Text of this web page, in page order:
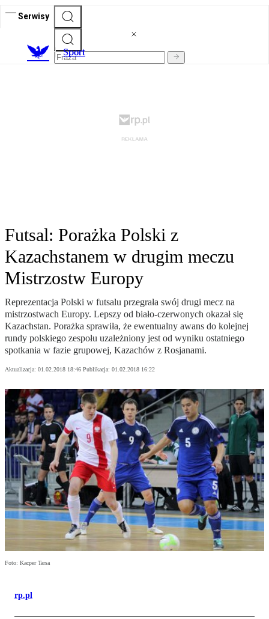
Serwisy
Sport
Futsal: Porażka Polski z
Kazachstanem w drugim meczu
Mistrzostw Europy
Reprezentacja Polski w futsalu przegrała swój drugi mecz na
mistrzostwach Europy. Lepszy od biało-czerwonych okazał się
Kazachstan. Porażka sprawiła, że ewentualny awans do kolejnej
rundy polskiego zespołu uzależniony jest od wyniku ostatniego
spotkania w fazie grupowej, Kazachów z Rosjanami.
Aktualizacja: 01.02.2018 18:46 Publikacja: 01.02.2018 16:22
Foto: Kacper Tarsa
rp.pl